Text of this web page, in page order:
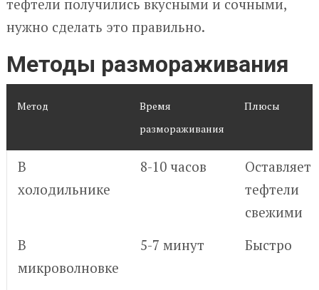
тефтели получились вкусными и сочными,
нужно сделать это правильно.
Методы размораживания
Метод
Время
размораживания
Плюсы
В
холодильнике
8-10 часов
Оставляет
тефтели
свежими
В
микроволновке
5-7 минут Быстро